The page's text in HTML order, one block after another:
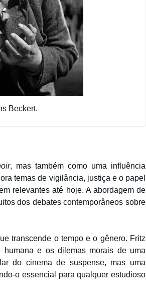
Beckert.
, mas também como uma influência
temas de vigilância, justiça e o papel
relevantes até hoje. A abordagem de
dos debates contemporâneos sobre
transcende o tempo e o gênero. Fritz
e os dilemas morais de uma
do cinema de suspense, mas uma
o essencial para qualquer estudioso